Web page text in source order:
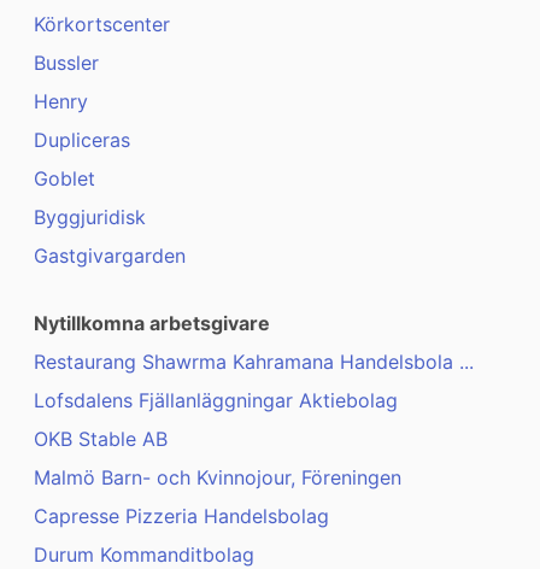
Körkortscenter
Bussler
Henry
Dupliceras
Goblet
Byggjuridisk
Gastgivargarden
Nytillkomna arbetsgivare
Restaurang Shawrma Kahramana Handelsbola ...
Lofsdalens Fjällanläggningar Aktiebolag
OKB Stable AB
Malmö Barn- och Kvinnojour, Föreningen
Capresse Pizzeria Handelsbolag
Durum Kommanditbolag